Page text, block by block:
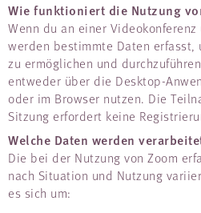
Wie funktioniert die Nutzung
Wenn du an einer
werden bestimmte Daten erfasst,
zu ermöglichen und
entweder über die Desktop-
oder im Browser nutzen. Die
Sitzung erfordert keine
Welche Daten werden
Die bei der Nutzung von Zoom
nach Situation und Nutzung
es sich um: